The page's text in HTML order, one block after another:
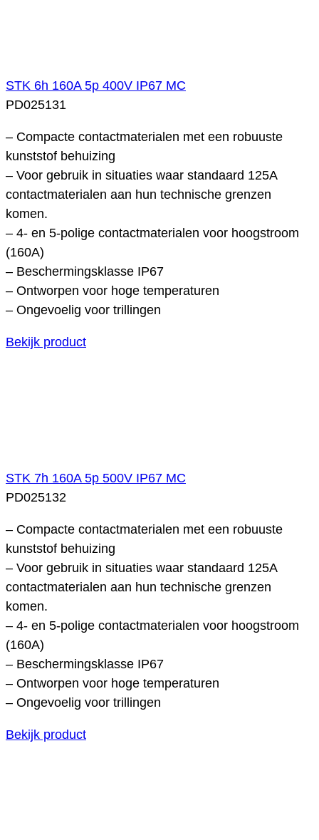
STK 6h 160A 5p 400V IP67 MC
PD025131
– Compacte contactmaterialen met een robuuste
kunststof behuizing
– Voor gebruik in situaties waar standaard 125A
contactmaterialen aan hun technische grenzen
komen.
– 4- en 5-polige contactmaterialen voor hoogstroom
(160A)
– Beschermingsklasse IP67
– Ontworpen voor hoge temperaturen
– Ongevoelig voor trillingen
Bekijk product
STK 7h 160A 5p 500V IP67 MC
PD025132
– Compacte contactmaterialen met een robuuste
kunststof behuizing
– Voor gebruik in situaties waar standaard 125A
contactmaterialen aan hun technische grenzen
komen.
– 4- en 5-polige contactmaterialen voor hoogstroom
(160A)
– Beschermingsklasse IP67
– Ontworpen voor hoge temperaturen
– Ongevoelig voor trillingen
Bekijk product